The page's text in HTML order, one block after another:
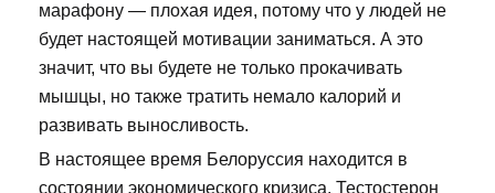
марафону — плохая идея, потому что у людей не
будет настоящей мотивации заниматься. А это
значит, что вы будете не только прокачивать
мышцы, но также тратить немало калорий и
развивать выносливость.
В настоящее время Белоруссия находится в
состоянии экономического кризиса. Тестостерон